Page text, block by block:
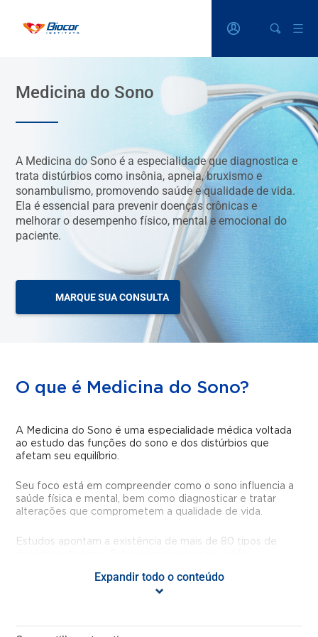
Medicina do Sono
A Medicina do Sono é a especialidade que diagnostica e
trata distúrbios como insônia, apneia, bruxismo e
sonambulismo, promovendo saúde e qualidade de vida.
Ela é essencial para prevenir doenças crônicas e
melhorar o desempenho físico, mental e emocional do
paciente.
MARQUE SUA CONSULTA
O que é Medicina do Sono?
A Medicina do Sono é uma especialidade médica voltada
ao estudo das funções do sono e dos distúrbios que
afetam seu equilíbrio.
Seu foco está em compreender como o sono influencia a
saúde física e mental, bem como diagnosticar e tratar
alterações que comprometem a qualidade de vida.
Estudos apontam a existência de mais de 80 tipos de
Apneia obstrutiva do sono;
Sonambulismo.
Expandir todo o conteúdo